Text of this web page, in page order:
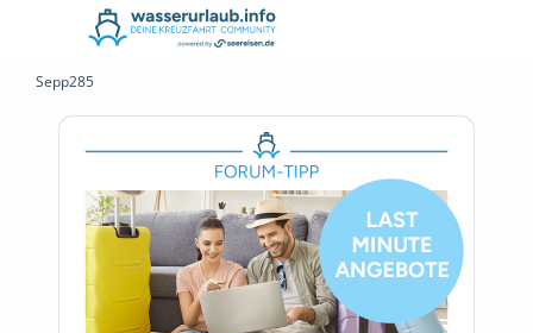
Sepp285